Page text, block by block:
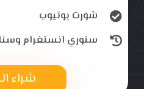
شورت يوتيوب
ستوري انستغرام
شراء